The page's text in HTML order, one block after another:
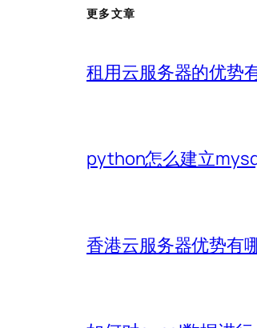
更多文章
租用云服务器的优势
python怎么建立
香港云服务器优势有